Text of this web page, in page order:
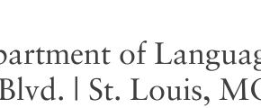
of
| St. Louis,